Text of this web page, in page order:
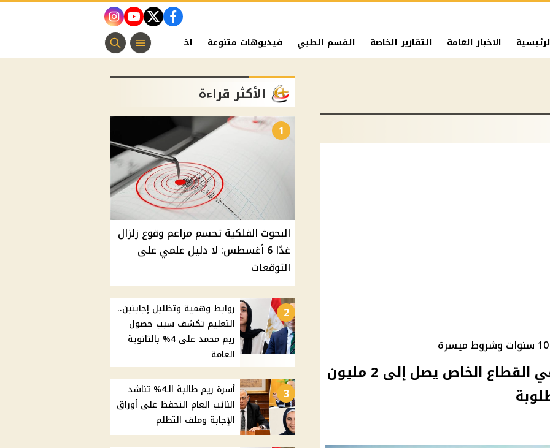
facebook
twitter
youtube
instagram
الاخبار العامة التقارير الخاصة القسم الطبي فيديوهات متنوعة اخبار الفن منوعات مسيحية
قرض بنك القاهرة لموظفي القطاع الخاص يصل إلى 2 مليون
الأكثر قراءة
1
البحوث الفلكية تحسم مزاعم وقوع زلزال
غدًا 6 أغسطس: لا دليل علمي على
التوقعات
2
روابط وهمية وتظليل إجابتين..
التعليم تكشف سبب حصول
ريم محمد على 4% بالثانوية
العامة
3
أسرة ريم طالبة الـ4% تناشد
النائب العام التحفظ على أوراق
الإجابة وملف التظلم